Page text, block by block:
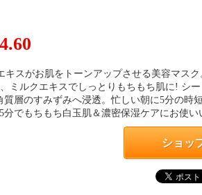
4.60
キスがお肌をトーンアップさせる美容マス
ミルクエキスでしっとりもちもち肌に! シ
層のすみずみへ浸透。忙しい朝に5分の時
でもちもち白玉肌＆濃密保湿ケアにお使い
ショッ